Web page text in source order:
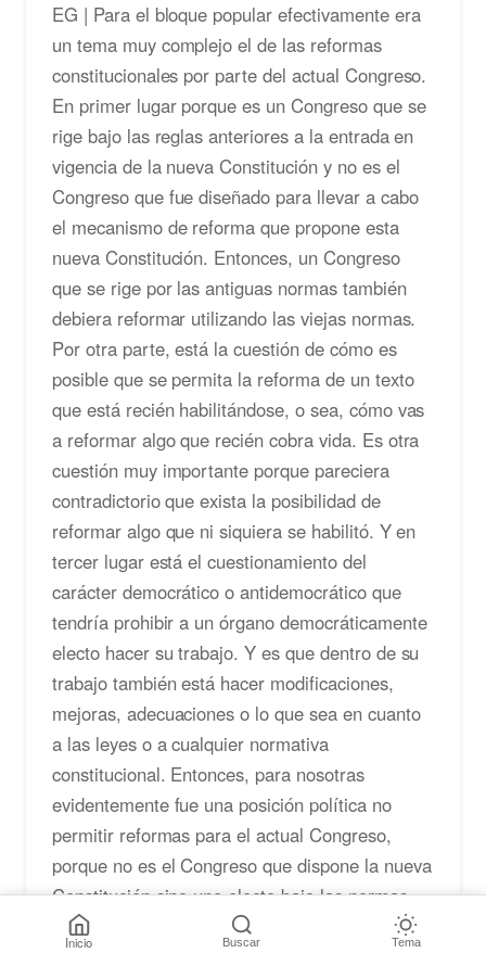
EG | Para el bloque popular efectivamente era
un tema muy complejo el de las reformas
constitucionales por parte del actual Congreso.
En primer lugar porque es un Congreso que se
rige bajo las reglas anteriores a la entrada en
vigencia de la nueva Constitución y no es el
Congreso que fue diseñado para llevar a cabo
el mecanismo de reforma que propone esta
nueva Constitución. Entonces, un Congreso
que se rige por las antiguas normas también
debiera reformar utilizando las viejas normas.
Por otra parte, está la cuestión de cómo es
posible que se permita la reforma de un texto
que está recién habilitándose, o sea, cómo vas
a reformar algo que recién cobra vida. Es otra
cuestión muy importante porque pareciera
contradictorio que exista la posibilidad de
reformar algo que ni siquiera se habilitó. Y en
tercer lugar está el cuestionamiento del
carácter democrático o antidemocrático que
tendría prohibir a un órgano democráticamente
electo hacer su trabajo. Y es que dentro de su
trabajo también está hacer modificaciones,
mejoras, adecuaciones o lo que sea en cuanto
a las leyes o a cualquier normativa
constitucional. Entonces, para nosotras
evidentemente fue una posición política no
permitir reformas para el actual Congreso,
porque no es el Congreso que dispone la nueva
Constitución sino uno electo bajo las normas
anteriores. Y además planteamos que se
necesita un periodo de protección de la nueva
Inicio Buscar Tema